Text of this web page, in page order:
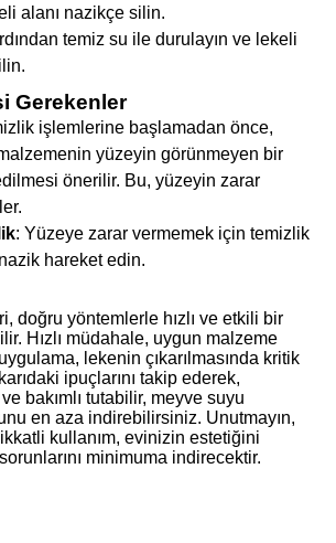
alanı nazikçe silin.
temiz su ile durulayın ve lekeli
Gerekenler
işlemlerine başlamadan önce,
yüzeyin görünmeyen bir
önerilir. Bu, yüzeyin zarar
: Yüzeye zarar vermemek için temizlik
hareket edin.
doğru yöntemlerle hızlı ve etkili bir
Hızlı müdahale, uygun malzeme
lekenin çıkarılmasında kritik
ipuçlarını takip ederek,
bakımlı tutabilir, meyve suyu
en aza indirebilirsiniz. Unutmayın,
kullanım, evinizin estetiğini
minimuma indirecektir.